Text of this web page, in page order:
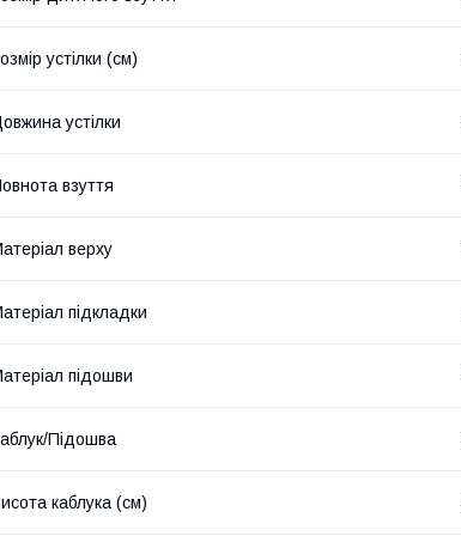
устілки (см)
устілки
взуття
верху
підкладки
підошви
Підошва
каблука (см)